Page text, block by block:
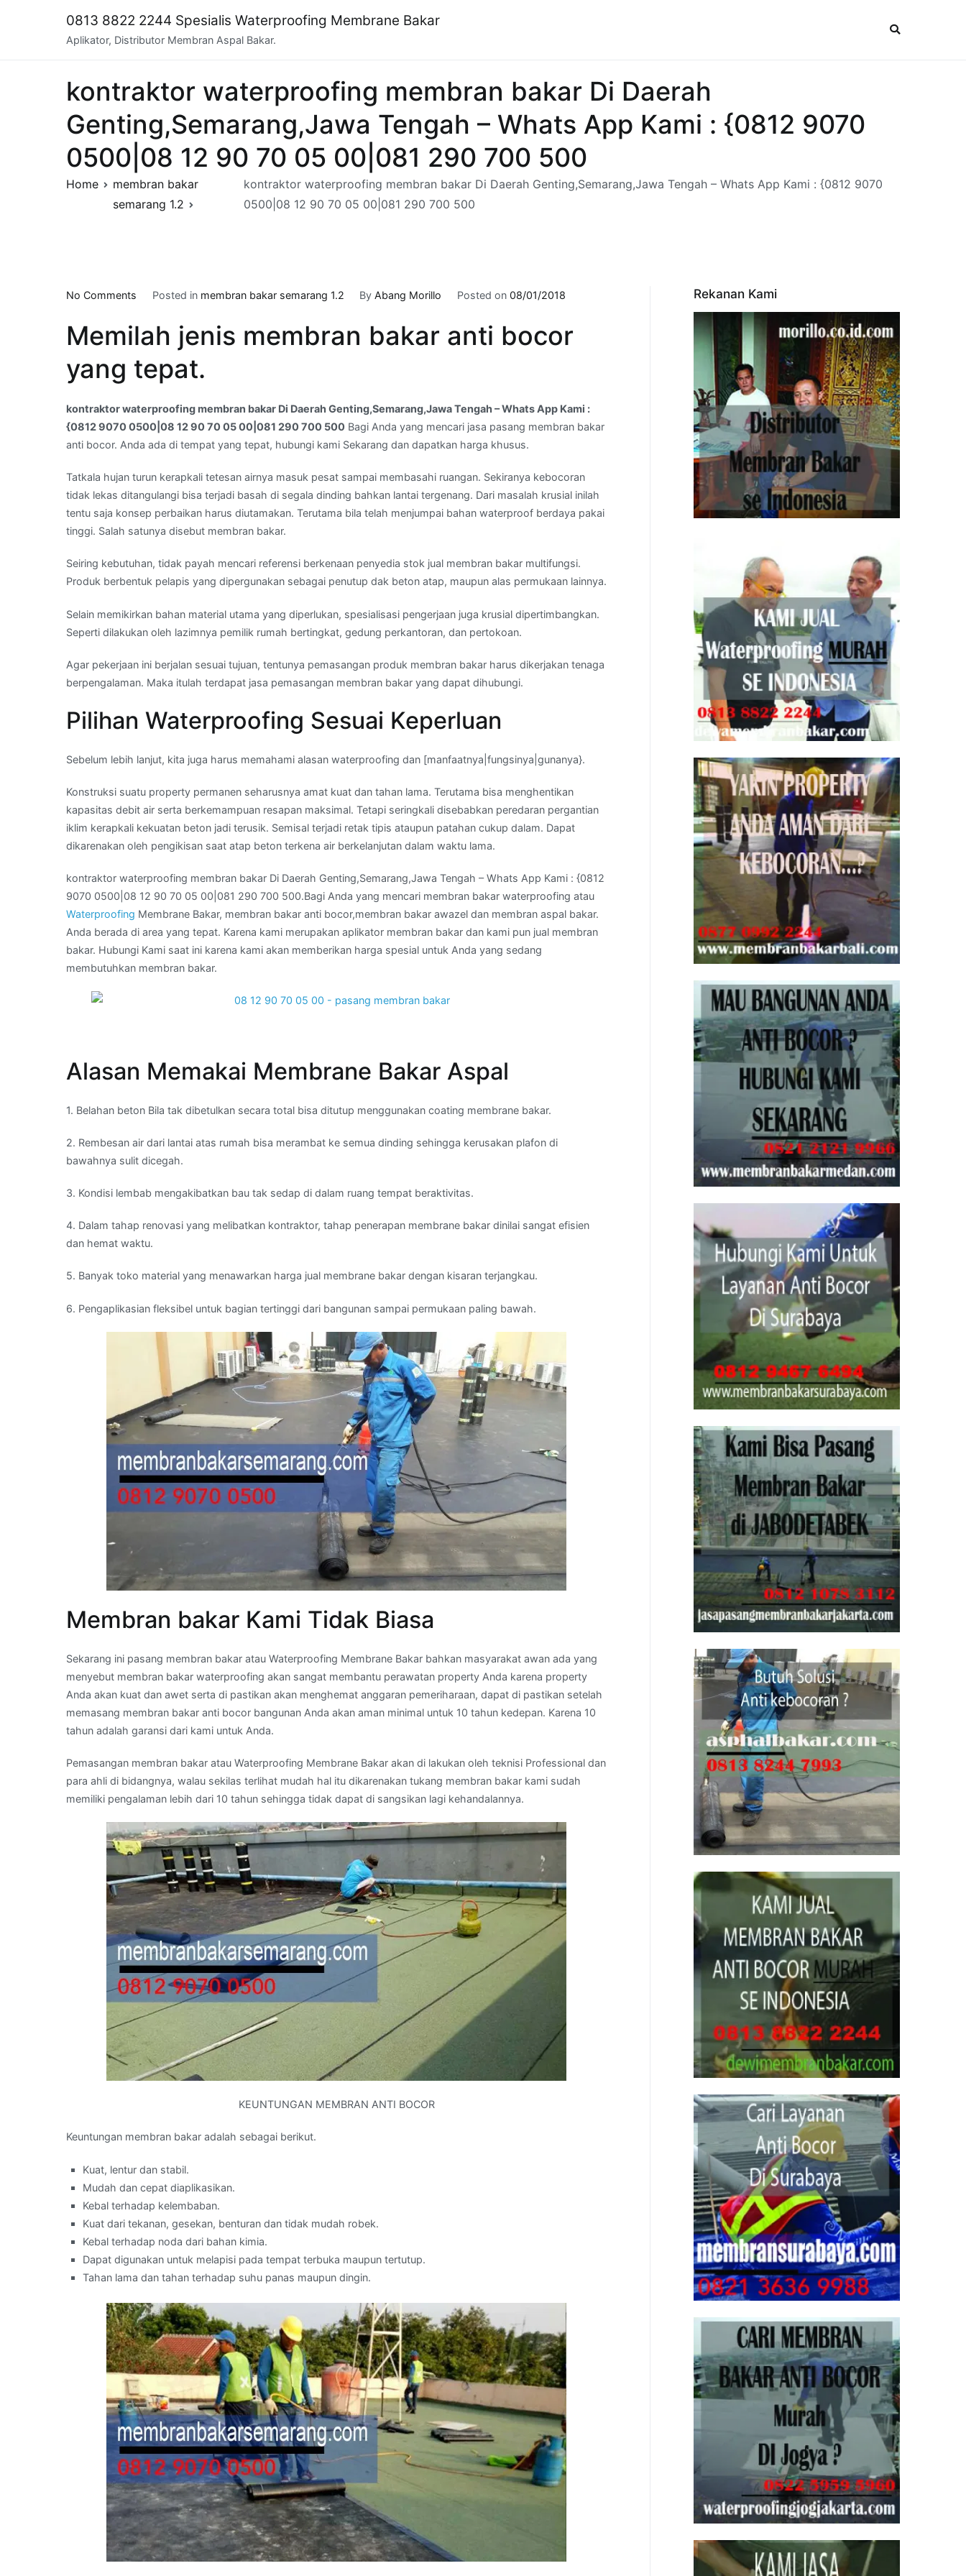
0813 8822 2244 Spesialis Waterproofing Membrane Bakar
Aplikator, Distributor Membran Aspal Bakar.
kontraktor waterproofing membran bakar Di Daerah
Genting,Semarang,Jawa Tengah – Whats App Kami : {0812 9070
0500|08 12 90 70 05 00|081 290 700 500
Home
membran bakar
semarang 1.2
kontraktor waterproofing membran bakar Di Daerah Genting,Semarang,Jawa Tengah – Whats App Kami : {0812 9070
0500|08 12 90 70 05 00|081 290 700 500
No Comments
waterproofing
membran
bakar
Genting,Semarang,Jawa
Tengah
Whats
App
Kami
:
9070
0500|08
90
70
00|081
290
500
Posted in membran bakar semarang 1.2 ByAbang Morillo Posted on 08/01/2018
Memilah jenis membran bakar anti bocor
yang tepat.
kontraktor waterproofing membran bakar Di Daerah Genting,Semarang,Jawa Tengah – Whats App Kami :
{0812 9070 0500|08 12 90 70 05 00|081 290 700 500 Bagi Anda yang mencari jasa pasang membran bakar
anti bocor. Anda ada di tempat yang tepat, hubungi kami Sekarang dan dapatkan harga khusus.
Tatkala hujan turun kerapkali tetesan airnya masuk pesat sampai membasahi ruangan. Sekiranya kebocoran
tidak lekas ditangulangi bisa terjadi basah di segala dinding bahkan lantai tergenang. Dari masalah krusial inilah
tentu saja konsep perbaikan harus diutamakan. Terutama bila telah menjumpai bahan waterproof berdaya pakai
tinggi. Salah satunya disebut membran bakar.
Seiring kebutuhan, tidak payah mencari referensi berkenaan penyedia stok jual membran bakar multifungsi.
Produk berbentuk pelapis yang dipergunakan sebagai penutup dak beton atap, maupun alas permukaan lainnya.
Selain memikirkan bahan material utama yang diperlukan, spesialisasi pengerjaan juga krusial dipertimbangkan.
Seperti dilakukan oleh lazimnya pemilik rumah bertingkat, gedung perkantoran, dan pertokoan.
Agar pekerjaan ini berjalan sesuai tujuan, tentunya pemasangan produk membran bakar harus dikerjakan tenaga
berpengalaman. Maka itulah terdapat jasa pemasangan membran bakar yang dapat dihubungi.
Pilihan Waterproofing Sesuai Keperluan
Sebelum lebih lanjut, kita juga harus memahami alasan waterproofing dan [manfaatnya|fungsinya|gunanya}.
Konstruksi suatu property permanen seharusnya amat kuat dan tahan lama. Terutama bisa menghentikan
kapasitas debit air serta berkemampuan resapan maksimal. Tetapi seringkali disebabkan peredaran pergantian
iklim kerapkali kekuatan beton jadi terusik. Semisal terjadi retak tipis ataupun patahan cukup dalam. Dapat
dikarenakan oleh pengikisan saat atap beton terkena air berkelanjutan dalam waktu lama.
kontraktor waterproofing membran bakar Di Daerah Genting,Semarang,Jawa Tengah – Whats App Kami : {0812
9070 0500|08 12 90 70 05 00|081 290 700 500.Bagi Anda yang mencari membran bakar waterproofing atau
Waterproofing Membrane Bakar, membran bakar anti bocor,membran bakar awazel dan membran aspal bakar.
Anda berada di area yang tepat. Karena kami merupakan aplikator membran bakar dan kami pun jual membran
bakar. Hubungi Kami saat ini karena kami akan memberikan harga spesial untuk Anda yang sedang
membutuhkan membran bakar.
Alasan Memakai Membrane Bakar Aspal
1. Belahan beton Bila tak dibetulkan secara total bisa ditutup menggunakan coating membrane bakar.
2. Rembesan air dari lantai atas rumah bisa merambat ke semua dinding sehingga kerusakan plafon di
bawahnya sulit dicegah.
3. Kondisi lembab mengakibatkan bau tak sedap di dalam ruang tempat beraktivitas.
4. Dalam tahap renovasi yang melibatkan kontraktor, tahap penerapan membrane bakar dinilai sangat efisien
dan hemat waktu.
5. Banyak toko material yang menawarkan harga jual membrane bakar dengan kisaran terjangkau.
6. Pengaplikasian fleksibel untuk bagian tertinggi dari bangunan sampai permukaan paling bawah.
Membran bakar Kami Tidak Biasa
Sekarang ini pasang membran bakar atau Waterproofing Membrane Bakar bahkan masyarakat awan ada yang
menyebut membran bakar waterproofing akan sangat membantu perawatan property Anda karena property
Anda akan kuat dan awet serta di pastikan akan menghemat anggaran pemeriharaan, dapat di pastikan setelah
memasang membran bakar anti bocor bangunan Anda akan aman minimal untuk 10 tahun kedepan. Karena 10
tahun adalah garansi dari kami untuk Anda.
Pemasangan membran bakar atau Waterproofing Membrane Bakar akan di lakukan oleh teknisi Professional dan
para ahli di bidangnya, walau sekilas terlihat mudah hal itu dikarenakan tukang membran bakar kami sudah
memiliki pengalaman lebih dari 10 tahun sehingga tidak dapat di sangsikan lagi kehandalannya.
KEUNTUNGAN MEMBRAN ANTI BOCOR
Keuntungan membran bakar adalah sebagai berikut.
Kuat, lentur dan stabil.
Mudah dan cepat diaplikasikan.
Kebal terhadap kelembaban.
Kuat dari tekanan, gesekan, benturan dan tidak mudah robek.
Kebal terhadap noda dari bahan kimia.
Dapat digunakan untuk melapisi pada tempat terbuka maupun tertutup.
Tahan lama dan tahan terhadap suhu panas maupun dingin.
Rekanan Kami